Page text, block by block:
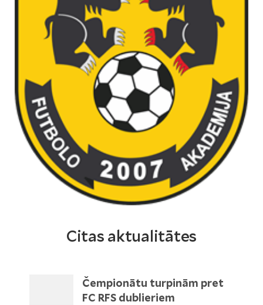
Citas aktualitātes
Čempionātu turpinām pret
FC RFS dublieriem